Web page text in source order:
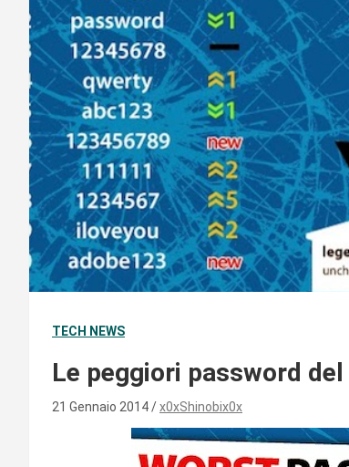
TECH NEWS
Le peggiori password
21 Gennaio 2014 x0xShinobix0x